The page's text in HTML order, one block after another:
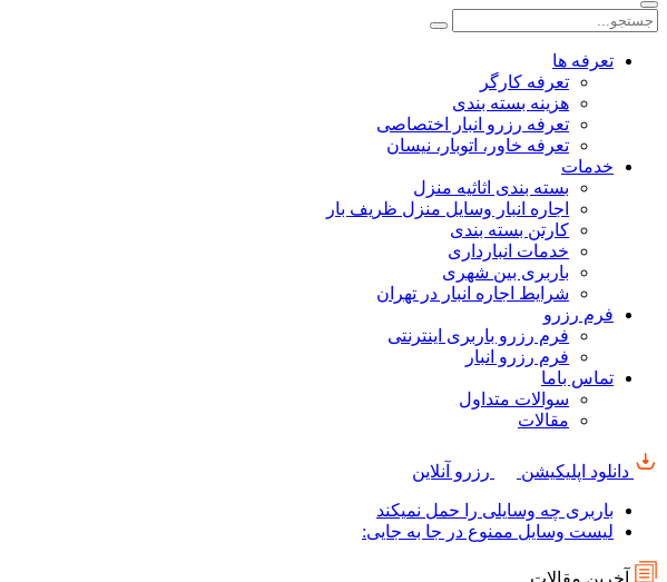
تعرفه ها
تعرفه کارگر
هزینه بسته بندی
تعرفه رزرو انبار اختصاصی
تعرفه خاور، اتوبار، نیسان
خدمات
بسته بندی اثاثیه منزل
اجاره انبار وسایل منزل ظریف بار
کارتن بسته بندی
خدمات انبارداری
باربری بین شهری
شرایط اجاره انبار در تهران
فرم رزرو
فرم رزرو باربری اینترنتی
فرم رزرو انبار
تماس باما
سوالات متداول
مقالات
دانلود اپلیکیشن رزرو آنلاین
باربری چه وسایلی را حمل نمیکند
لیست وسایل ممنوع در جا به جایی:
آخرین مقالات